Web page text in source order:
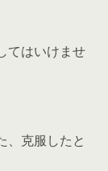
てはいけませ
、克服したと